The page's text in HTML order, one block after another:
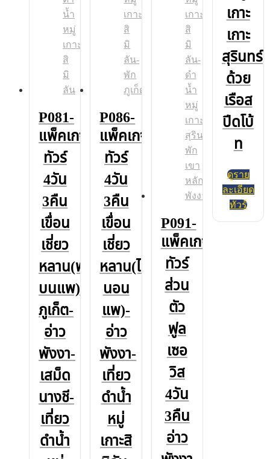
P081-
แพ็คเกจ
ทัวร์
4วัน
3คืน
เขื่อน
เชี่ยว
หลาน(พัก
บนแพ)-
ภูเก็ต-
อ่าว
พังงา-
เสม็ด
นางชี-
เที่ยว
ดำน้ำ
P086-
แพ็คเกจ
ทัวร์
4วัน
3คืน
เขื่อน
เชี่ยว
หลาน(ไม่
นอน
แพ)-
อ่าว
พังงา-
เที่ยว
ดำน้ำ
หมู่
เกาะสิ
P091-
แพ็คเกจ
ทัวร์
ส่วน
ตัว
ฟูล
เซอ
วิส
4วัน
3คืน
อ่าว
เกาะ
เกาะ
สุรินทร์
ด้วย
เรือส
ปีดโบ้
ท
ดูราย
ละเอียด
ทัวร์